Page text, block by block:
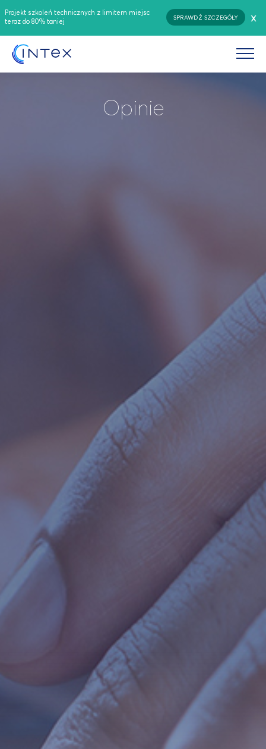
Projekt szkoleń technicznych z limitem miejsc
teraz do 80% taniej
SPRAWDŹ SZCZEGÓŁY x
Opinie